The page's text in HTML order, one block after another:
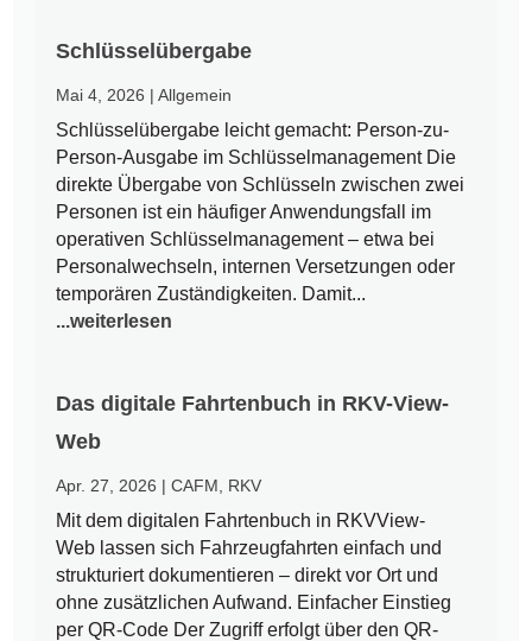
Schlüsselübergabe
Mai 4, 2026 |Allgemein
Schlüsselübergabe leicht gemacht: Person-zu-
Person-Ausgabe im Schlüsselmanagement Die
direkte Übergabe von Schlüsseln zwischen zwei
Personen ist ein häufiger Anwendungsfall im
operativen Schlüsselmanagement – etwa bei
Personalwechseln, internen Versetzungen oder
temporären Zuständigkeiten. Damit...
...weiterlesen
Das digitale Fahrtenbuch in RKV-View-
Web
Apr. 27, 2026 |CAFM RKV
Mit dem digitalen Fahrtenbuch in RKVView-
Web lassen sich Fahrzeugfahrten einfach und
strukturiert dokumentieren – direkt vor Ort und
ohne zusätzlichen Aufwand. Einfacher Einstieg
per QR-Code Der Zugriff erfolgt über den QR-